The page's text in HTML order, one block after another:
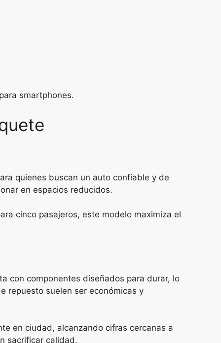
smartphones.
quienes buscan un auto confiable y de
en espacios reducidos.
cinco pasajeros, este modelo maximiza el
con componentes diseñados para durar, lo
repuesto suelen ser económicas y
en ciudad, alcanzando cifras cercanas a
sacrificar calidad.